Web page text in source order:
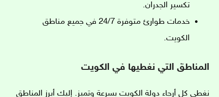
تكسير الجدران.
خدمات طوارئ متوفرة 24/7 في جميع مناطق
الكويت.
المناطق التي نغطيها في الكويت
نغطي كل أرجاء دولة الكويت بسرعة وتميز. إليك أبرز المناطق